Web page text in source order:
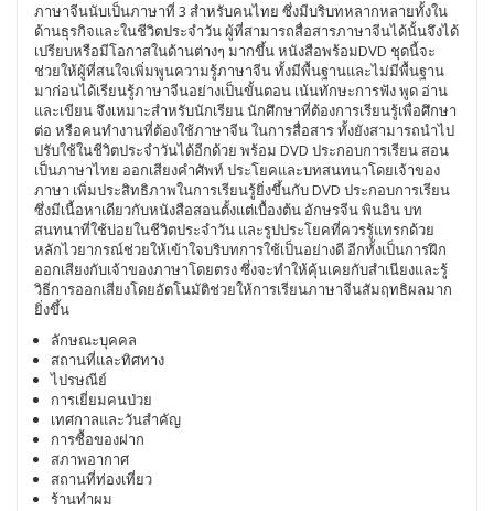
ภาษาจีนนับเป็นภาษาที่ 3 สำหรับคนไทย ซึ่งมีบริบทหลากหลายทั้งใน
ด้านธุรกิจและในชีวิตประจำวัน ผู้ที่สามารถสื่อสารภาษาจีนได้นั้นจึงได้
เปรียบหรือมีโอกาสในด้านต่างๆ มากขึ้น หนังสือพร้อมDVD ชุดนี้จะ
ช่วยให้ผู้ที่สนใจเพิ่มพูนความรู้ภาษาจีน ทั้งมีพื้นฐานและไม่มีพื้นฐาน
มาก่อนได้เรียนรู้ภาษาจีนอย่างเป็นขั้นตอน เน้นทักษะการฟัง พูด อ่าน
และเขียน จึงเหมาะสำหรับนักเรียน นักศึกษาที่ต้องการเรียนรู้เพื่อศึกษา
ต่อ หรือคนทำงานที่ต้องใช้ภาษาจีน ในการสื่อสาร ทั้งยังสามารถนำไป
ปรับใช้ในชีวิตประจำวันได้อีกด้วย พร้อม DVD ประกอบการเรียน สอน
เป็นภาษาไทย ออกเสียงคำศัพท์ ประโยคและบทสนทนาโดยเจ้าของ
ภาษา เพิ่มประสิทธิภาพในการเรียนรู้ยิ่งขึ้นกับ DVD ประกอบการเรียน
ซึ่งมีเนื้อหาเดียวกับหนังสือสอนตั้งแต่เบื้องต้น อักษรจีน พินอิน บท
สนทนาที่ใช้บ่อยในชีวิตประจำวัน และรูปประโยคที่ควรรู้แทรกด้วย
หลักไวยากรณ์ช่วยให้เข้าใจบริบทการใช้เป็นอย่างดี อีกทั้งเป็นการฝึก
ออกเสียงกับเจ้าของภาษาโดยตรง ซึ่งจะทำให้คุ้นเคยกับสำเนียงและรู้
วิธีการออกเสียงโดยอัตโนมัติช่วยให้การเรียนภาษาจีนสัมฤทธิผลมาก
ยิ่งขึ้น
ลักษณะบุคคล
สถานที่และทิศทาง
ไปรษณีย์
การเยี่ยมคนป่วย
เทศกาลและวันสำคัญ
การซื้อของฝาก
สภาพอากาศ
สถานที่ท่องเที่ยว
ร้านทำผม